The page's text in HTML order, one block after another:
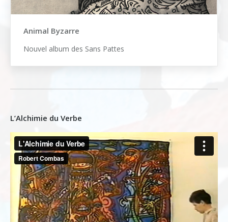
Animal Byzarre
Nouvel album des Sans Pattes
L’Alchimie du Verbe